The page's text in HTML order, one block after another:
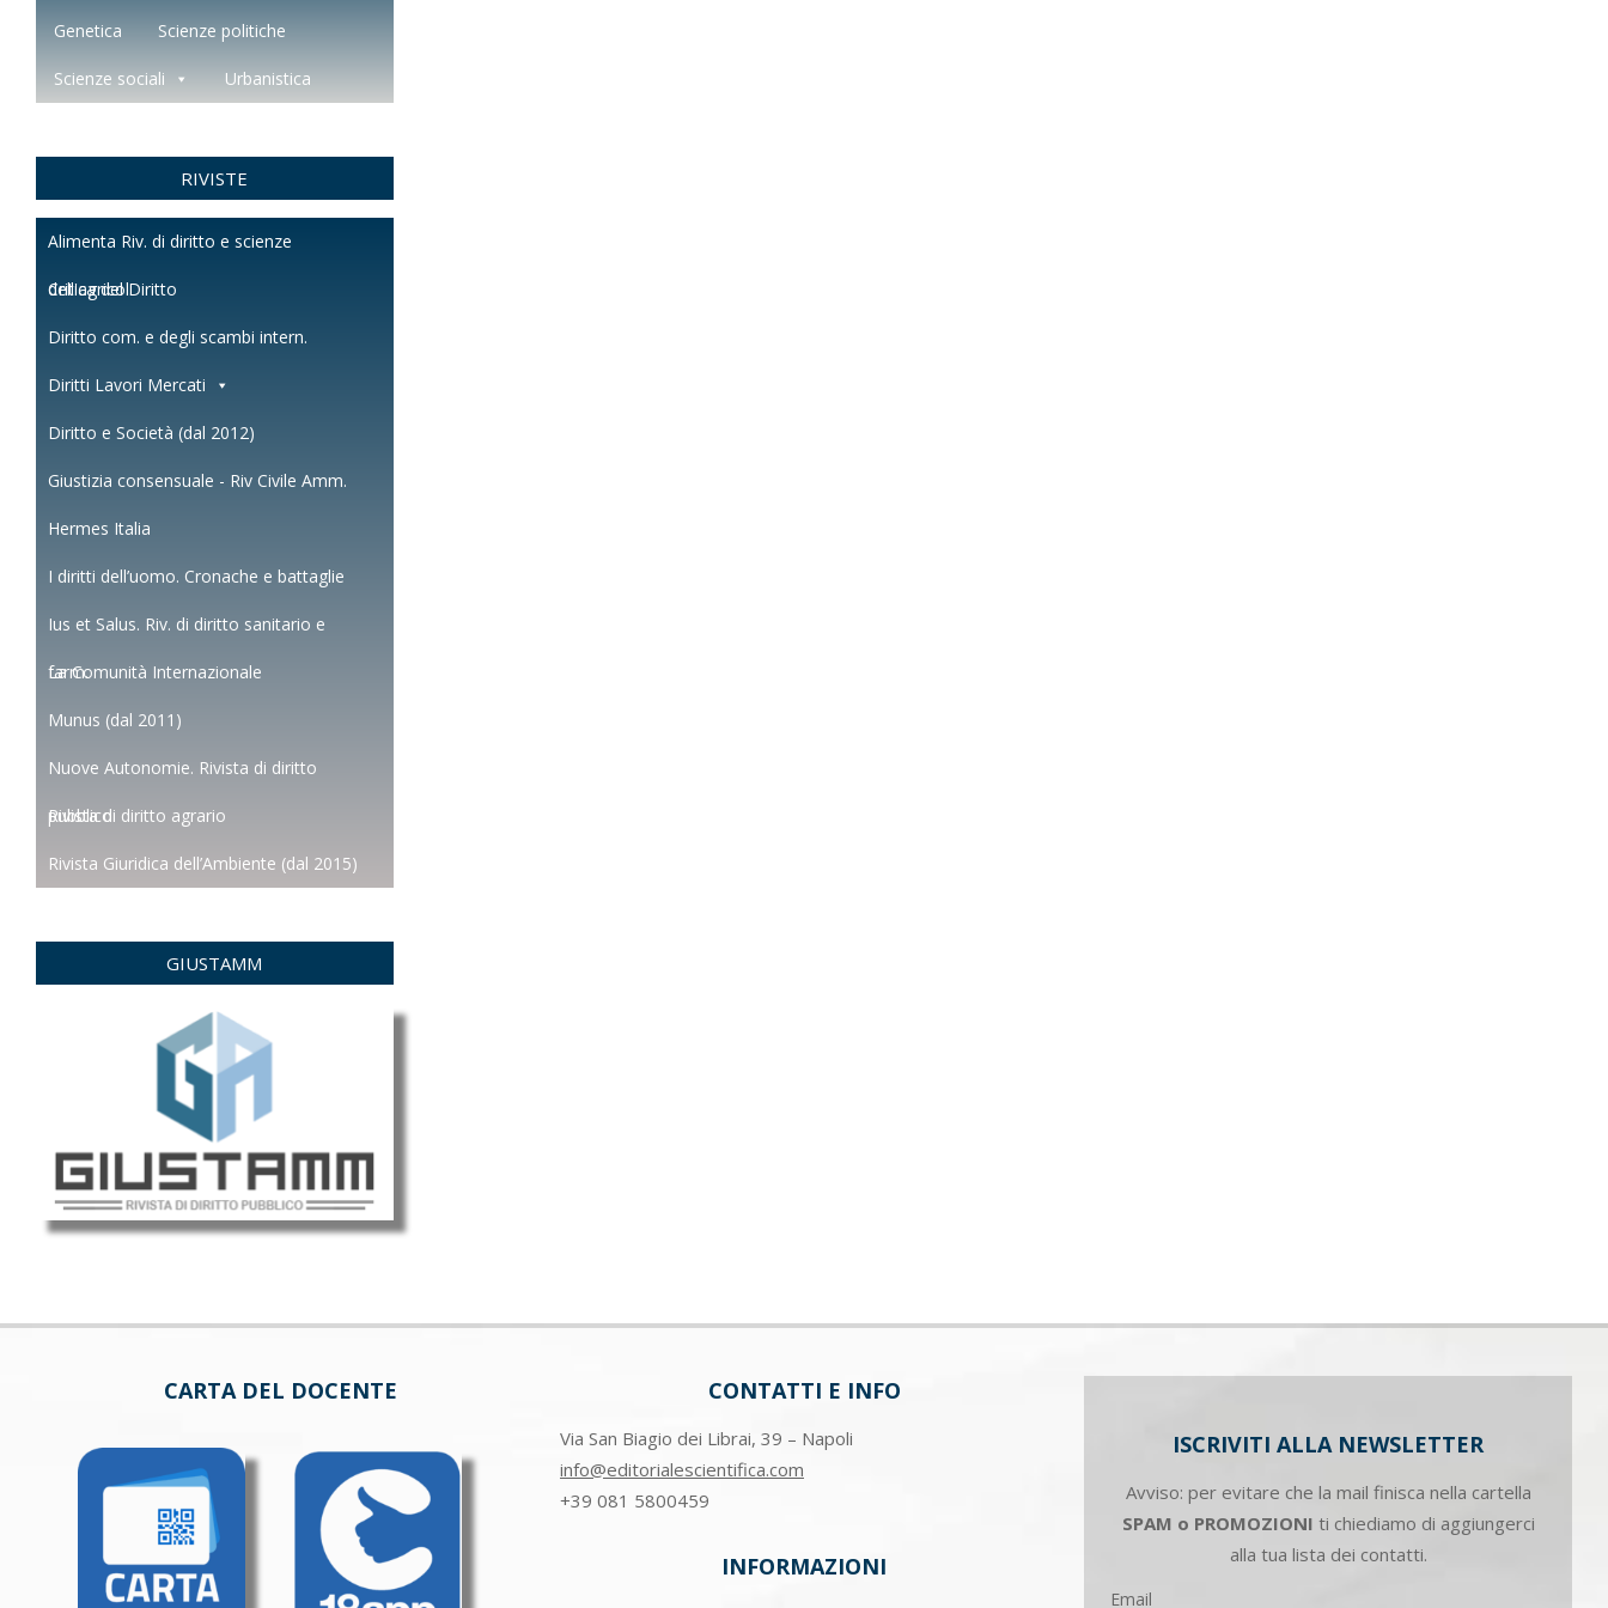
Genetica Scienze politiche
Scienze sociali Urbanistica
RIVISTE
Alimenta Riv. di diritto e scienze
dell'agricol.
Critica del Diritto
Diritto com. e degli scambi intern.
Diritti Lavori Mercati
Diritto e Società (dal 2012)
Giustizia consensuale - Riv Civile Amm.
Hermes Italia
I diritti dell’uomo. Cronache e battaglie
Ius et Salus. Riv. di diritto sanitario e
farm.
La Comunità Internazionale
Munus (dal 2011)
Nuove Autonomie. Rivista di diritto
pubblico
Rivista di diritto agrario
Rivista Giuridica dell’Ambiente (dal 2015)
GIUSTAMM
CARTA DEL DOCENTE CONTATTI E INFO
Via San Biagio dei Librai, 39 – Napoli
info@editorialescientifica.com
+39 081 5800459
INFORMAZIONI
ISCRIVITI ALLA NEWSLETTER
Avviso: per evitare che la mail finisca nella cartella
SPAM o PROMOZIONI ti chiediamo di aggiungerci
alla tua lista dei contatti.
Email